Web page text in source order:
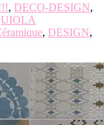
, DECO-DESIGN,
, DESIGN,